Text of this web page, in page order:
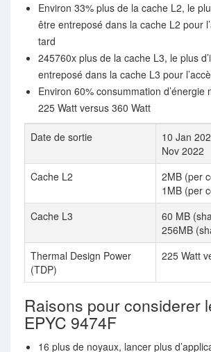
Environ 33% plus de la cache L2, le
être entreposé dans la cache L2 pour
tard
245760x plus de la cache L3, le plus
entreposé dans la cache L3 pour
Environ 60% consummation d’énergie
225 Watt versus 360 Watt
Date de sortie
10 Jan
Nov 2022
Cache L2
2MB (per
1MB (per
Cache L3
60 MB
256MB
Thermal Design Power
(TDP)
225 Watt
Raisons pour considerer
EPYC 9474F
16 plus de noyaux, lancer plus